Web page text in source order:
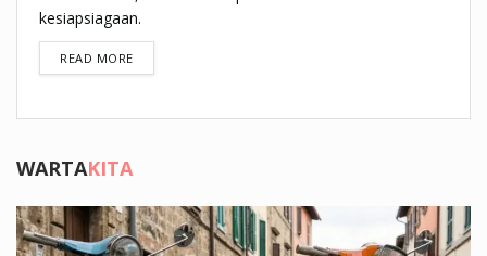
kesiapsiagaan.
READ MOREDETAILS
WARTAKITA